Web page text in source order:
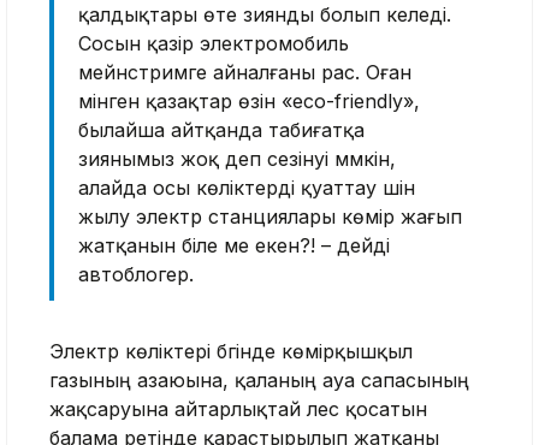
қалдықтары өте зиянды болып келеді.
Сосын қазір электромобиль
мейнстримге айналғаны рас. Оған
мінген қазақтар өзін «eco-friendly»,
былайша айтқанда табиғатқа
зиянымыз жоқ деп сезінуі мүмкін,
алайда осы көліктерді қуаттау үшін
жылу электр станциялары көмір жағып
жатқанын біле ме екен?! – дейді
автоблогер.
Электр көліктері бүгінде көмірқышқыл
газының азаюына, қаланың ауа сапасының
жақсаруына айтарлықтай үлес қосатын
балама ретінде қарастырылып жатқаны